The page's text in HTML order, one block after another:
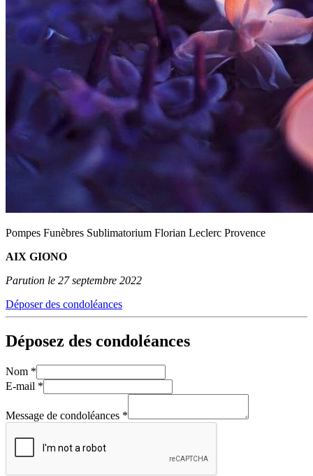
Pompes Funèbres Sublimatorium Florian Leclerc Provence
AIX GIONO
Parution le 27 septembre 2022
Déposer des condoléances
Déposez des condoléances
Nom *
E-mail *
Message de condoléances *